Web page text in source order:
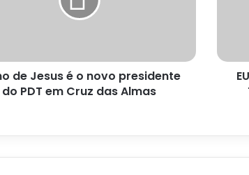
de Jesus é o novo presidente
do PDT em Cruz das Almas
de
morte